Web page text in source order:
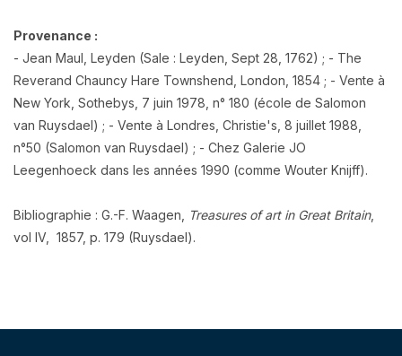
Provenance :
- Jean Maul, Leyden (Sale : Leyden, Sept 28, 1762) ; - The
Reverand Chauncy Hare Townshend, London, 1854 ; - Vente à
New York, Sothebys, 7 juin 1978, n° 180 (école de Salomon
van Ruysdael) ; - Vente à Londres, Christie's, 8 juillet 1988,
n°50 (Salomon van Ruysdael) ; - Chez Galerie JO
Leegenhoeck dans les années 1990 (comme Wouter Knijff).
Bibliographie : G.-F. Waagen, Treasures of art in Great Britain,
vol IV, 1857, p. 179 (Ruysdael).